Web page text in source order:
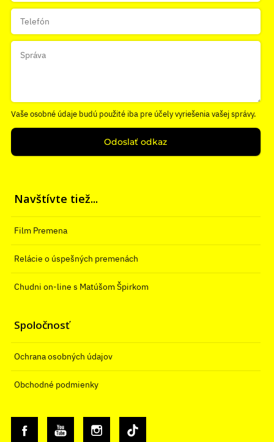
Vaše osobné údaje budú použité iba pre účely vyriešenia vašej správy.
Odoslať odkaz
Navštívte tiež...
Film Premena
Relácie o úspešných premenách
Chudni on-line s Matúšom Špirkom
Spoločnosť
Ochrana osobných údajov
Obchodné podmienky